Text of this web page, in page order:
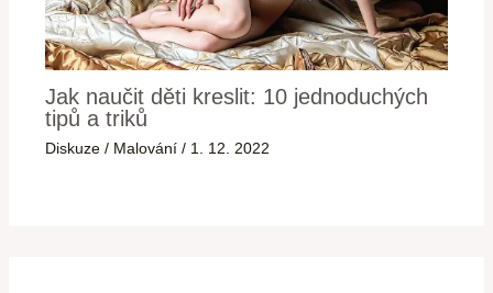
Jak naučit děti kreslit: 10 jednoduchých
tipů a triků
Diskuze / Malování / 1. 12. 2022